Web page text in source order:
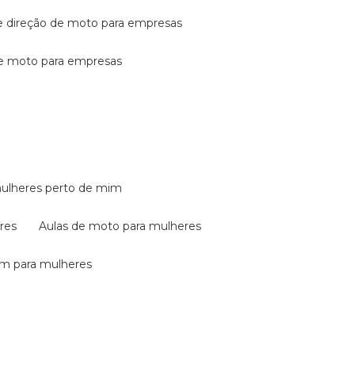
direção de moto para empresas
moto para empresas
perto de mim
aulas de moto para mulheres
para mulheres